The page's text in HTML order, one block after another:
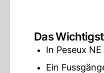
Das
In Peseux
Ein